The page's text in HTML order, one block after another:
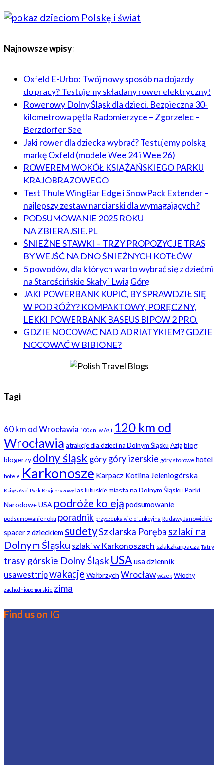
Najnowsze wpisy:
Oxfeld E-Urbo: Twój nowy sposób na dojazdy
do pracy? Testujemy składany rower elektryczny!
Rowerowy Dolny Śląsk dla dzieci. Bezpieczna 30-
kilometrowa pętla Radomierzyce – Zgorzelec –
Berzdorfer See
Jaki rower dla dziecka wybrać? Testujemy polską
markę Oxfeld (modele Wee 24 i Wee 26)
ROWEREM WOKÓŁ KSIĄŻAŃSKIEGO PARKU
KRAJOBRAZOWEGO
Test Thule WingBar Edge i SnowPack Extender –
najlepszy zestaw narciarski dla wymagających?
PODSUMOWANIE 2025 ROKU
NA ZBIERAJSIE.PL
ŚNIEŻNE STAWKI – TRZY PROPOZYCJE TRAS
BY WEJŚĆ NA DNO ŚNIEŻNYCH KOTŁÓW
5 powodów, dla których warto wybrać się z dziećmi
na Starościńskie Skały i Lwią Górę
JAKI POWERBANK KUPIĆ, BY SPRAWDZIŁ SIĘ
W PODRÓŻY? KOMPAKTOWY, PORĘCZNY,
LEKKI POWERBANK BASEUS BIPOW 2 PRO.
GDZIE NOCOWAĆ NAD ADRIATYKIEM? GDZIE
NOCOWAĆ W BIBIONE?
Tagi
60 km od Wrocławia 100 dni w Azji 120 km od
Wrocławia atrakcje dla dzieci na Dolnym Śląsku Azja blog
blogerzy dolny śląsk górygóry izerskie góry stołowe hotel
hotele Karkonosze Karpacz Kotlina Jeleniogórska
Książański Park Krajobrazowy las lubuskie miasta na Dolnym Śląsku Parki
Narodowe USA podróże koleją podsumowanie
podsumowanie roku poradnik przyczepka wielofunkcyjna Rudawy Janowickie
spacer z dzieckiemsudetySzklarska Porębaszlaki na
Dolnym Śląsku szlaki w Karkonoszach szlakzkarpacza Tatry
trasy górskie Dolny Śląsk USAusa dziennik
usawesttripwakacje Wałbrzych Wrocław wózek Włochy
zachodniopomorskie zima
Find us on IG